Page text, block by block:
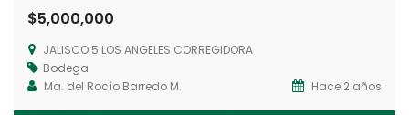
$5,000,000
JALISCO 5 LOS ANGELES CORREGIDORA
Bodega
Ma. del Rocío Barredo M.
Hace 2 años